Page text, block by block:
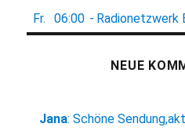
Fr.
06:00 - Radionetzwerk
NEUE
Jana:Schöne